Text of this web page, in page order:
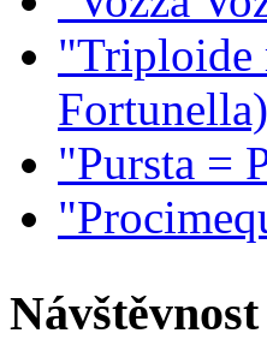
"Triploide
Fortunella)
"Pursta =
Návštěvnost